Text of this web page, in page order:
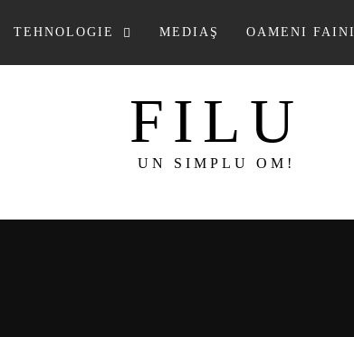
TEHNOLOGIE MEDIAŞ OAMENI FAINI
FILU
UN SIMPLU OM!